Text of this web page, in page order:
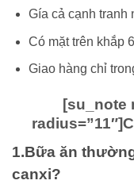
Gía cả cạnh tranh
Có mặt trên khắp
Giao hàng chỉ
[su_note
1.Bữa ăn
canxi?